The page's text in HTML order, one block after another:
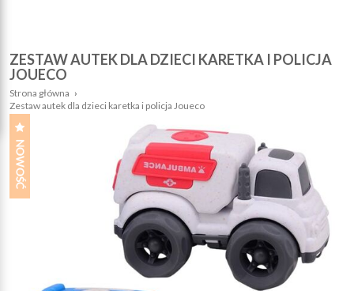
ZESTAW AUTEK DLA DZIECI KARETKA I POLICJA
JOUECO
Strona główna ›
Zestaw autek dla dzieci karetka i policja Joueco